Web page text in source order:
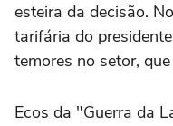
esteira da decisão.
tarifária do
temores no setor,
Ecos da "Guerra da